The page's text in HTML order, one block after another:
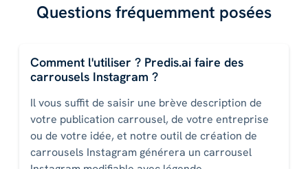
Questions fréquemment posées
Comment l'utiliser ? Predis.ai faire des
carrousels Instagram ?
Il vous suffit de saisir une brève description de
votre publication carrousel, de votre entreprise
ou de votre idée, et notre outil de création de
carrousels Instagram générera un carrousel